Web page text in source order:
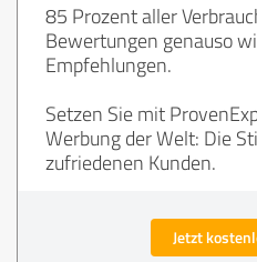
85 Prozent aller
Bewertungen genauso
Empfehlungen.
Setzen Sie mit
Werbung der Welt: Die
zufriedenen Kunden.
Jetzt